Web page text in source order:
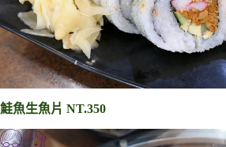
鮭魚生魚片 NT.350